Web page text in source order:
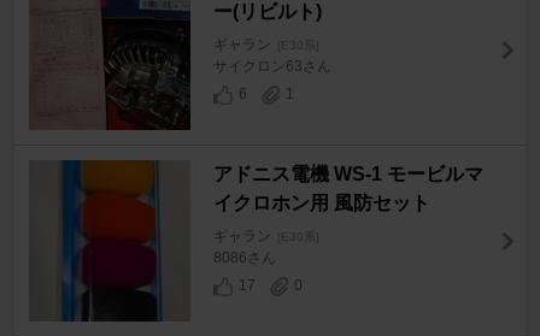
ー(リビルト)
ギャラン [E30系]
サイクロン63さん
6
1
アドニス電機 WS-1 モービルマ
イクロホン用 風防セット
ギャラン [E30系]
8086さん
17
0